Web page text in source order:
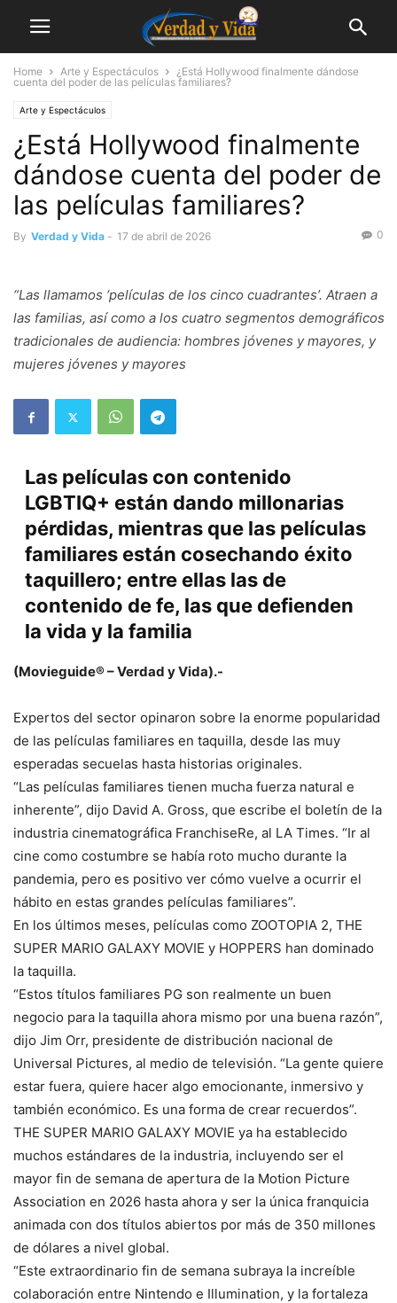
Home Arte y Espectáculos
¿Está Hollywood finalmente dándose
cuenta del poder de las películas familiares?
Arte y Espectáculos
¿Está Hollywood finalmente
dándose cuenta del poder de
las películas familiares?
By Verdad y Vida - 17 de abril de 2026 0
“Las llamamos ‘películas de los cinco cuadrantes’. Atraen a
las familias, así como a los cuatro segmentos demográficos
tradicionales de audiencia: hombres jóvenes y mayores, y
mujeres jóvenes y mayores
Las películas con contenido
LGBTIQ+ están dando millonarias
pérdidas, mientras que las películas
familiares están cosechando éxito
taquillero; entre ellas las de
contenido de fe, las que defienden
la vida y la familia
(Movieguide® – Verdad y Vida).-
Expertos del sector opinaron sobre la enorme popularidad
de las películas familiares en taquilla, desde las muy
esperadas secuelas hasta historias originales.
“Las películas familiares tienen mucha fuerza natural e
inherente”, dijo David A. Gross, que escribe el boletín de la
industria cinematográfica FranchiseRe, al LA Times. “Ir al
cine como costumbre se había roto mucho durante la
pandemia, pero es positivo ver cómo vuelve a ocurrir el
hábito en estas grandes películas familiares”.
En los últimos meses, películas como ZOOTOPIA 2, THE
SUPER MARIO GALAXY MOVIE y HOPPERS han dominado
la taquilla.
“Estos títulos familiares PG son realmente un buen
negocio para la taquilla ahora mismo por una buena razón”,
dijo Jim Orr, presidente de distribución nacional de
Universal Pictures, al medio de televisión. “La gente quiere
estar fuera, quiere hacer algo emocionante, inmersivo y
también económico. Es una forma de crear recuerdos”.
THE SUPER MARIO GALAXY MOVIE ya ha establecido
muchos estándares de la industria, incluyendo ser el
mayor fin de semana de apertura de la Motion Picture
Association en 2026 hasta ahora y ser la única franquicia
animada con dos títulos abiertos por más de 350 millones
de dólares a nivel global.
“Este extraordinario fin de semana subraya la increíble
colaboración entre Nintendo e Illumination, y la fortaleza